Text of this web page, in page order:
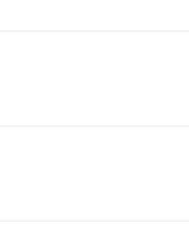
modern
hem ekonomik